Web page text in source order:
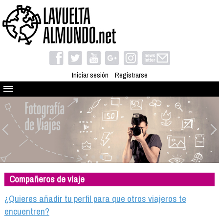
Iniciar sesión Registrarse
Quienes somos
El proyecto
Blog
Viaja con nosotros
Camino solidario
Libros
Compañeros de viaje
Compañeros de viaje
¿Quieres añadir tu perfil para que otros viajeros te
encuentren?